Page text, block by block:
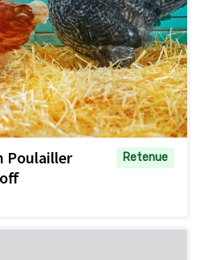
Poulailler
Retenue